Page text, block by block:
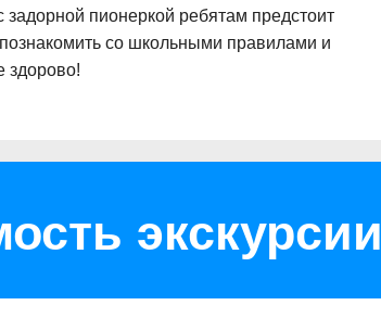
пионеркой ребятам предстоит
со школьными правилами и
здорово!
экскурсии